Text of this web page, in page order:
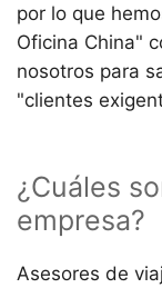
por lo que
Oficina China"
nosotros para
"clientes
¿Cuáles
empresa?
Asesores de